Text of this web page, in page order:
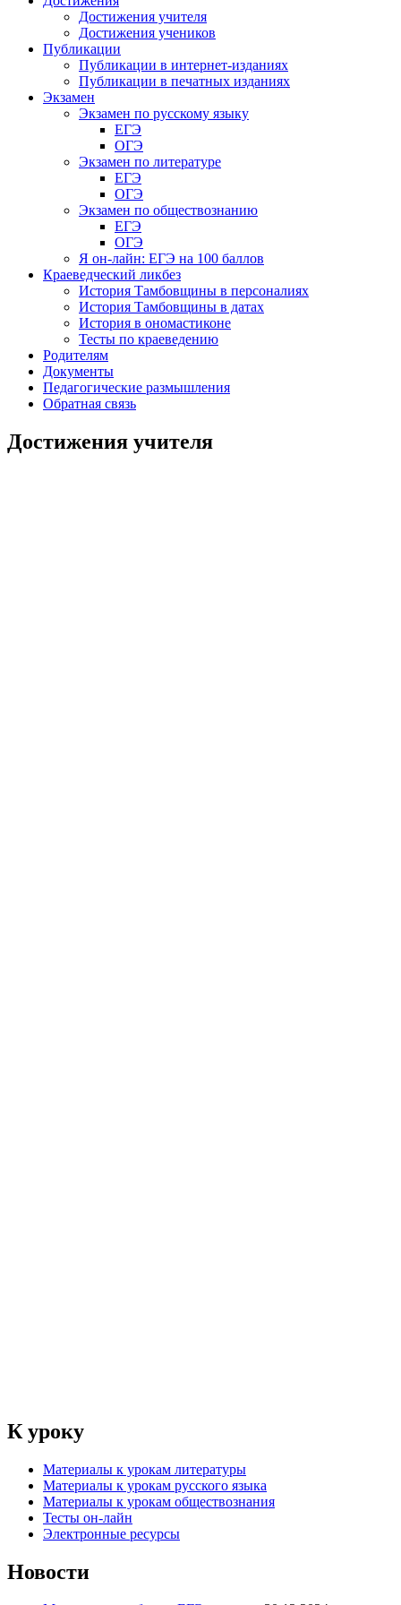
Достижения учителя
Достижения учеников
Публикации
Публикации в интернет-изданиях
Публикации в печатных изданиях
Экзамен
Экзамен по русскому языку
ЕГЭ
ОГЭ
Экзамен по литературе
ЕГЭ
ОГЭ
Экзамен по обществознанию
ЕГЭ
ОГЭ
Я он-лайн: ЕГЭ на 100 баллов
Краеведческий ликбез
История Тамбовщины в персоналиях
История Тамбовщины в датах
История в ономастиконе
Тесты по краеведению
Родителям
Документы
Педагогические размышления
Обратная связь
Достижения учителя
К уроку
Материалы к урокам литературы
Материалы к урокам русского языка
Материалы к урокам обществознания
Тесты он-лайн
Электронные ресурсы
Новости